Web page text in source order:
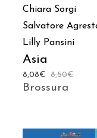
Chiara Sorgi
Salvatore
Lilly Pansini
Asia
8,50€
8,08€
Brossura